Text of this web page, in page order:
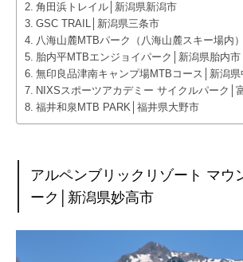
角田浜トレイル│新潟県新潟市
GSC TRAIL│新潟県三条市
八海山麓MTBパーク（八海山麓スキー場内
胎内平MTBエンジョイパーク│新潟県胎内市
無印良品津南キャンプ場MTBコース│新潟県
NIXSスポーツアカデミー サイクルパーク│
福井和泉MTB PARK│福井県大野市
アルペンブリックリゾート マウ
ーク│新潟県妙高市